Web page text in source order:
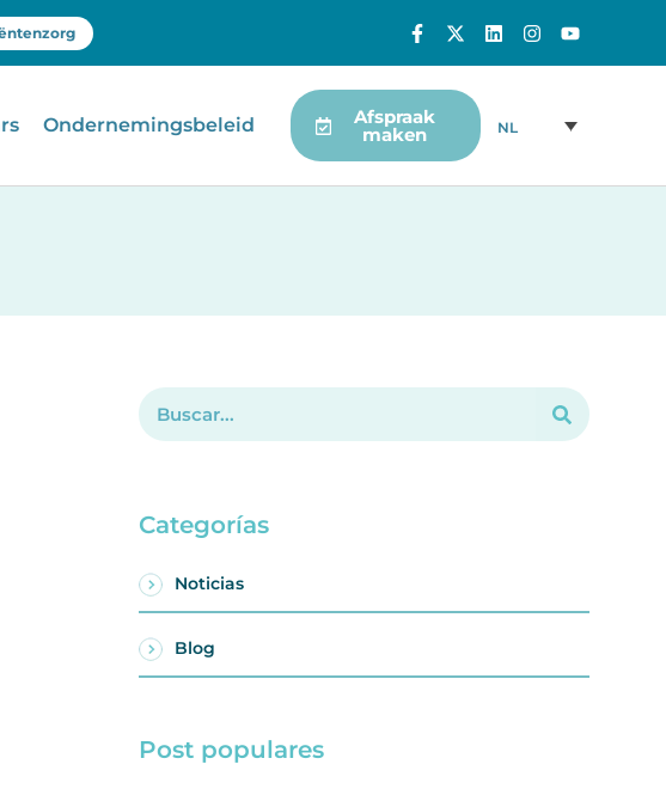
Ondernemingsbeleid Afspraak
maken NL
Categorías
Noticias
Blog
Post populares